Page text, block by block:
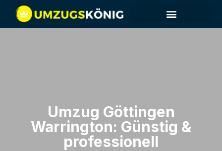
Umzug Göttingen​
Warrington: Günstig &
professionell​